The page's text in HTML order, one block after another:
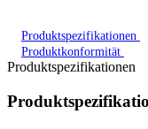
Produktspezifikationen
Produktkonformität
Produktspezifikationen